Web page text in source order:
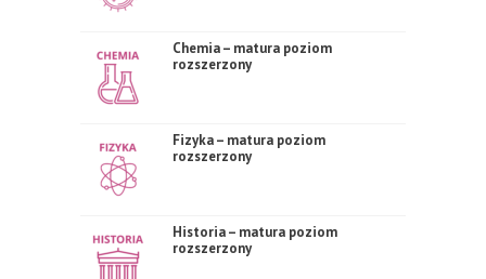
Chemia – matura poziom
rozszerzony
Fizyka – matura poziom
rozszerzony
Historia – matura poziom
rozszerzony